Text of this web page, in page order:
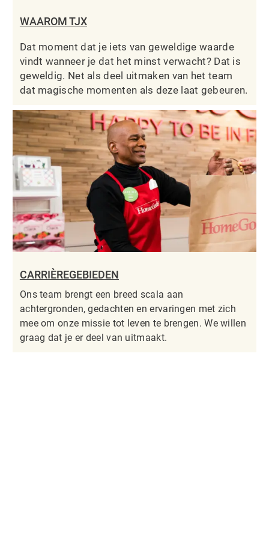
WAAROM TJX
Dat moment dat je iets van geweldige waarde
vindt wanneer je dat het minst verwacht? Dat is
geweldig. Net als deel uitmaken van het team
dat magische momenten als deze laat gebeuren.
CARRIÈREGEBIEDEN
Ons team brengt een breed scala aan
achtergronden, gedachten en ervaringen met zich
mee om onze missie tot leven te brengen. We willen
graag dat je er deel van uitmaakt.